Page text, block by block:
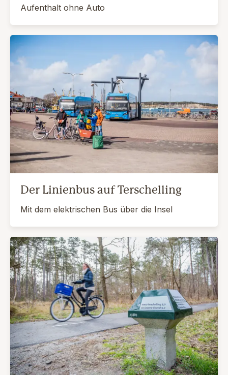
Aufenthalt ohne Auto
Der Linienbus auf Terschelling
Mit dem elektrischen Bus über die Insel